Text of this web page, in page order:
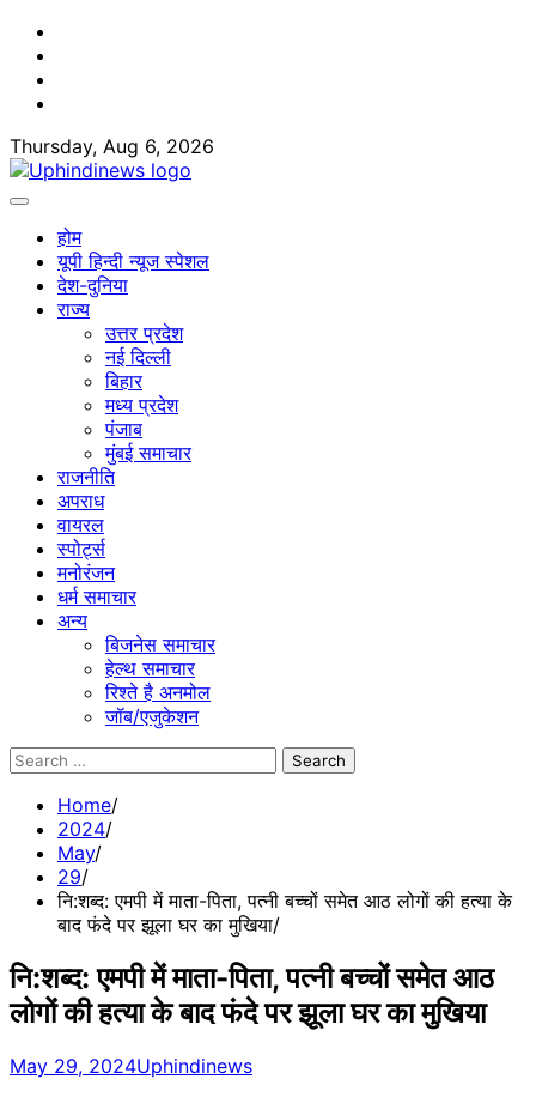
Skip
content
Thursday, Aug 6, 2026
होम
यूपी हिन्दी न्यूज स्पेशल
देश-दुनिया
राज्य
उत्तर प्रदेश
नई दिल्ली
बिहार
मध्य प्रदेश
पंजाब
मुंबई समाचार
राजनीति
अपराध
वायरल
स्पोर्ट्स
मनोरंजन
धर्म समाचार
अन्य
बिजनेस समाचार
हेल्थ समाचार
रिश्ते है अनमोल
जॉब/एजुकेशन
Search
Home
2024
May
29
नि:शब्द: एमपी में माता-पिता, पत्नी बच्चों समेत आठ लोगों की हत्या के
बाद फंदे पर झूला घर का मुखिया
नि:शब्द: एमपी में माता-पिता, पत्नी बच्चों समेत आठ
लोगों की हत्या के बाद फंदे पर झूला घर का मुखिया
May 29, 2024Uphindinews